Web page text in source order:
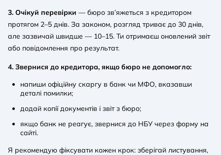
3. Очікуй перевірки — бюро зв’яжеться з кредитором
протягом 2–5 днів. За законом, розгляд триває до 30 днів,
але зазвичай швидше — 10–15. Ти отримаєш оновлений звіт
або повідомлення про результат.
4. Звернися до кредитора, якщо бюро не допомогло:
напиши офіційну скаргу в банк чи МФО, вказавши
деталі помилки;
додай копії документів і звіт з бюро;
якщо банк не реагує, звернися до НБУ через форму на
сайті.
Я рекомендую фіксувати кожен крок: зберігай листування,